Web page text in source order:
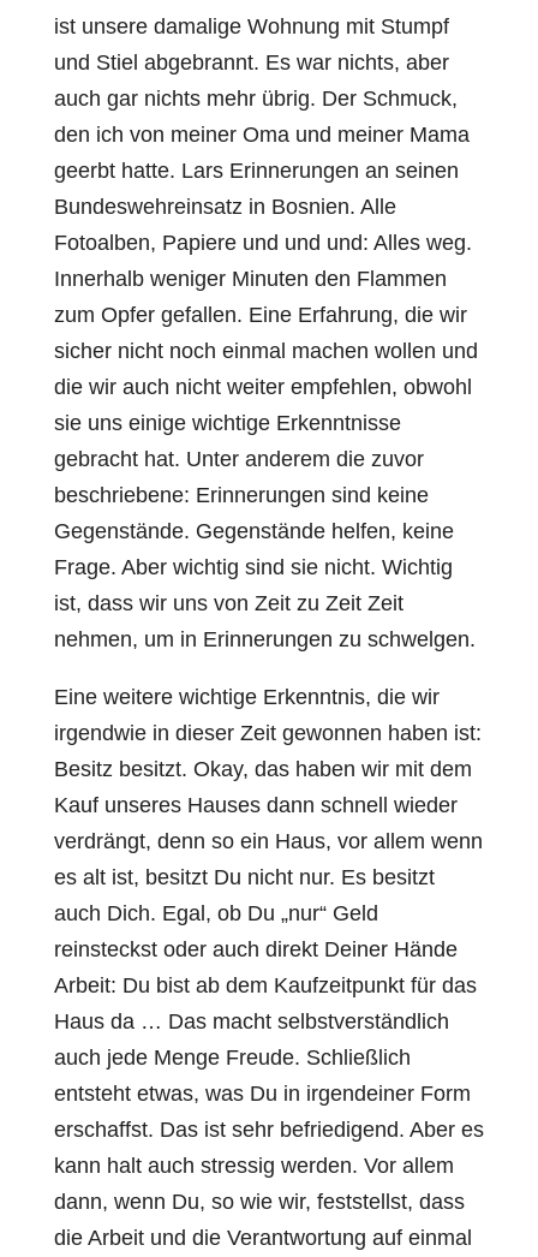
ist unsere damalige Wohnung mit Stumpf
und Stiel abgebrannt. Es war nichts, aber
auch gar nichts mehr übrig. Der Schmuck,
den ich von meiner Oma und meiner Mama
geerbt hatte. Lars Erinnerungen an seinen
Bundeswehreinsatz in Bosnien. Alle
Fotoalben, Papiere und und und: Alles weg.
Innerhalb weniger Minuten den Flammen
zum Opfer gefallen. Eine Erfahrung, die wir
sicher nicht noch einmal machen wollen und
die wir auch nicht weiter empfehlen, obwohl
sie uns einige wichtige Erkenntnisse
gebracht hat. Unter anderem die zuvor
beschriebene: Erinnerungen sind keine
Gegenstände. Gegenstände helfen, keine
Frage. Aber wichtig sind sie nicht. Wichtig
ist, dass wir uns von Zeit zu Zeit Zeit
nehmen, um in Erinnerungen zu schwelgen.
Eine weitere wichtige Erkenntnis, die wir
irgendwie in dieser Zeit gewonnen haben ist:
Besitz besitzt. Okay, das haben wir mit dem
Kauf unseres Hauses dann schnell wieder
verdrängt, denn so ein Haus, vor allem wenn
es alt ist, besitzt Du nicht nur. Es besitzt
auch Dich. Egal, ob Du „nur“ Geld
reinsteckst oder auch direkt Deiner Hände
Arbeit: Du bist ab dem Kaufzeitpunkt für das
Haus da … Das macht selbstverständlich
auch jede Menge Freude. Schließlich
entsteht etwas, was Du in irgendeiner Form
erschaffst. Das ist sehr befriedigend. Aber es
kann halt auch stressig werden. Vor allem
dann, wenn Du, so wie wir, feststellst, dass
die Arbeit und die Verantwortung auf einmal